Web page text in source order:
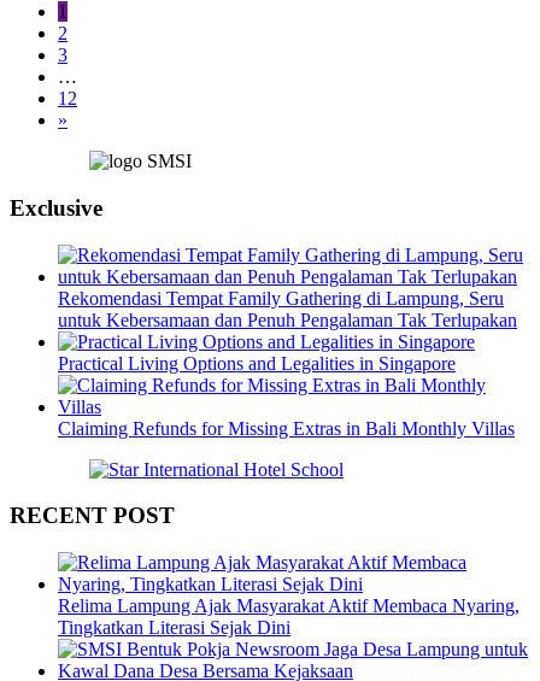
1
2
3
…
12
»
Exclusive
Rekomendasi Tempat Family Gathering di Lampung, Seru
untuk Kebersamaan dan Penuh Pengalaman Tak Terlupakan
Practical Living Options and Legalities in Singapore
Claiming Refunds for Missing Extras in Bali Monthly Villas
RECENT POST
Relima Lampung Ajak Masyarakat Aktif Membaca Nyaring,
Tingkatkan Literasi Sejak Dini